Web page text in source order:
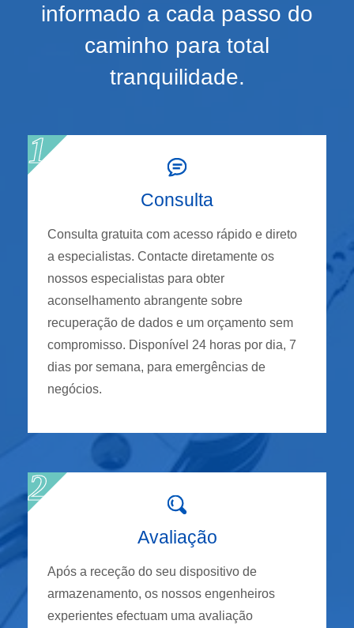
informado a cada passo do
caminho para total
tranquilidade.
Consulta
Consulta gratuita com acesso rápido e direto
a especialistas. Contacte diretamente os
nossos especialistas para obter
aconselhamento abrangente sobre
recuperação de dados e um orçamento sem
compromisso. Disponível 24 horas por dia, 7
dias por semana, para emergências de
negócios.
Avaliação
Após a receção do seu dispositivo de
armazenamento, os nossos engenheiros
experientes efectuam uma avaliação